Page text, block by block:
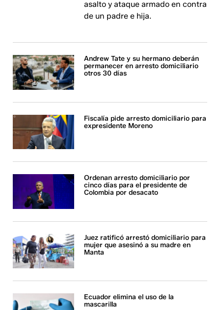
asalto y ataque armado en contra
de un padre e hija.
Andrew Tate y su hermano deberán
permanecer en arresto domiciliario
otros 30 días
Fiscalía pide arresto domiciliario para
expresidente Moreno
Ordenan arresto domiciliario por
cinco días para el presidente de
Colombia por desacato
Juez ratificó arrestó domiciliario para
mujer que asesinó a su madre en
Manta
Ecuador elimina el uso de la
mascarilla